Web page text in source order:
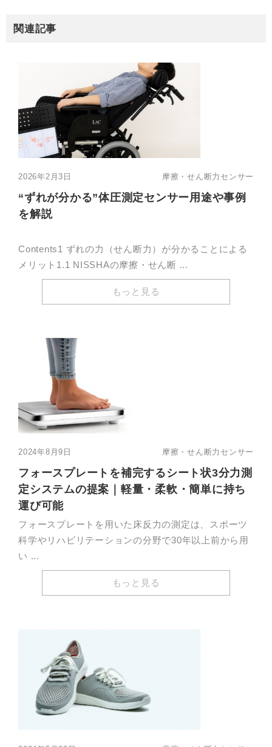
関連記事
Contents1 ずれの力（せん断力）が分かることによる
メリット1.1 NISSHAの摩擦・せん断 ...
もっと見る
“ずれが分かる”体圧測定センサー用途や事例
を解説
摩擦・せん断力センサー
2026年2月3日
フォースプレートを用いた床反力の測定は、スポーツ
科学やリハビリテーションの分野で30年以上前から用
い ...
もっと見る
フォースプレートを補完するシート状3分力測
定システムの提案｜軽量・柔軟・簡単に持ち
運び可能
摩擦・せん断力センサー
2024年8月9日